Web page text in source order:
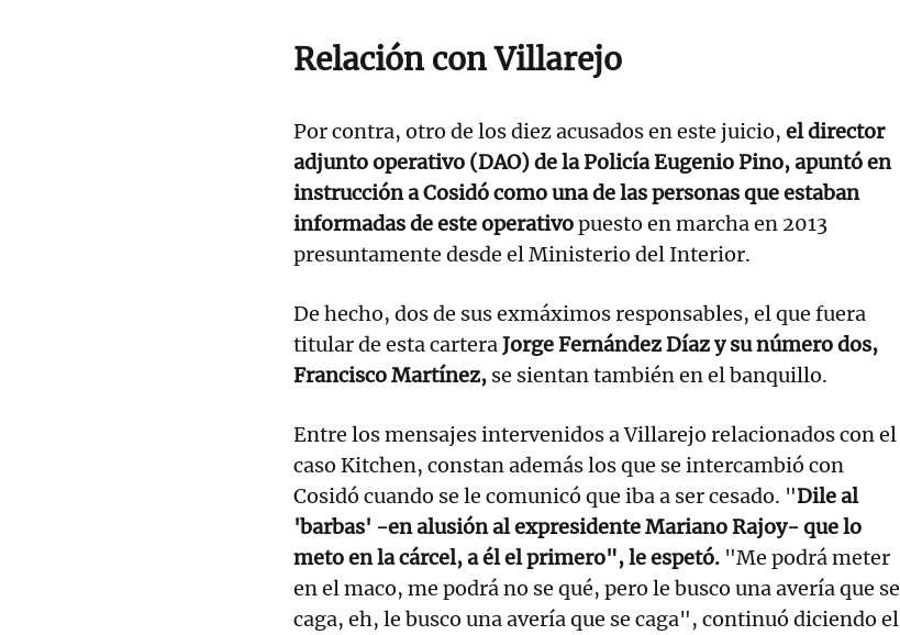
Relación con Villarejo
Por contra, otro de los diez acusados en este juicio, el director
adjunto operativo (DAO) de la Policía Eugenio Pino, apuntó en
instrucción a Cosidó como una de las personas que estaban
informadas de este operativopuesto en marcha en 2013
presuntamente desde el Ministerio del Interior.
De hecho, dos de sus exmáximos responsables, el que fuera
titular de esta carteraJorge Fernández Díaz y su número dos,
Francisco Martínez, se sientan también en el banquillo.
Entre los mensajes intervenidos a Villarejo relacionados con el
caso Kitchen, constan además los que se intercambió con
Cosidó cuando se le comunicó que iba a ser cesado. "Dile al
'barbas' -en alusión al expresidente Mariano Rajoy- que lo
meto en la cárcel, a él el primero", le espetó. "Me podrá meter
en el maco, me podrá no se qué, pero le busco una avería que se
caga, eh, le busco una avería que se caga", continuó diciendo el